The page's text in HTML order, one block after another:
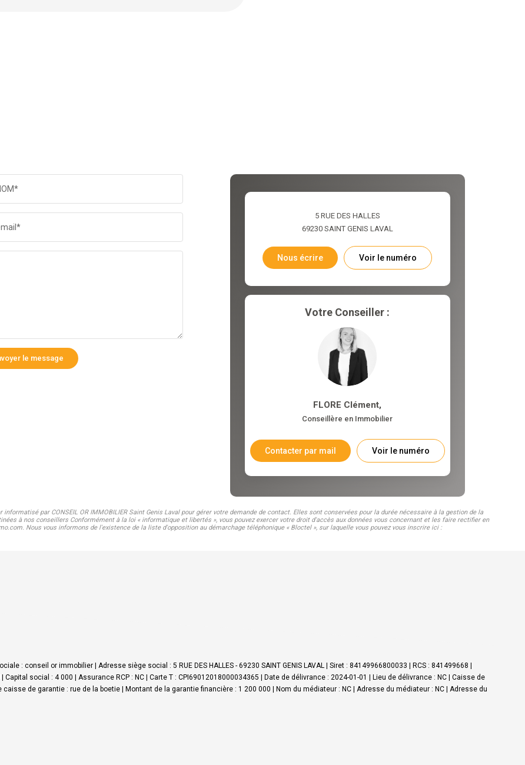
le message
5 RUE DES HALLES
69230 SAINT GENIS LAVAL
Nous écrire Voir le numéro
Votre Conseiller :
FLORE Clément,
Conseillère en Immobilier
Contacter par mail Voir le numéro
par CONSEIL OR IMMOBILIER Saint Genis Laval pour gérer votre demande de contact. Elles sont conservées pour la durée nécessaire à la gestion de la
à nos conseillers Conformément à la loi « informatique et libertés », vous pouvez exercer votre droit d'accès aux données vous concernant et les faire rectifier en
Nous vous informons de l'existence de la liste d'opposition au démarchage téléphonique « Bloctel », sur laquelle vous pouvez vous inscrire ici :
: conseil or immobilier | Adresse siège social : 5 RUE DES HALLES - 69230 SAINT GENIS LAVAL | Siret : 84149966800033 | RCS : 841499668 |
social : 4 000 | Assurance RCP : NC | Carte T : CPI69012018000034365 | Date de délivrance : 2024-01-01 | Lieu de délivrance : NC | Caisse de
de garantie : rue de la boetie | Montant de la garantie financière : 1 200 000 | Nom du médiateur : NC | Adresse du médiateur : NC | Adresse du